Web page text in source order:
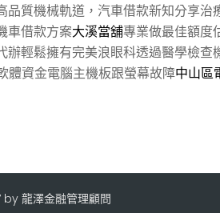
品質機械軌道，汽車借款新知分享治
車借款方案大溪當舖專業做最佳額度
辦輕鬆擁有完美浪眼科透過醫學檢查
體資金電腦主機板跟螢幕故障中山區
龍澤金融管理顧問